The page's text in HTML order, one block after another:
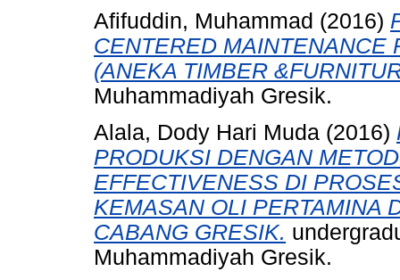
Afifuddin, Muhammad (2016)
CENTERED MAINTENANCE
(ANEKA TIMBER
Muhammadiyah Gresik.
Alala, Dody Hari Muda (2016)
PRODUKSI DENGAN
EFFECTIVENESS DI
KEMASAN OLI PERTAMINA
CABANG GRESIK.
Muhammadiyah Gresik.